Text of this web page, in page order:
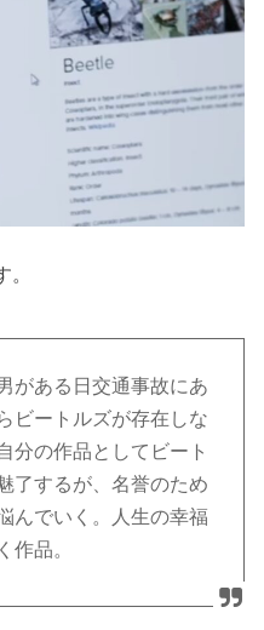
がある日交通事故にあ
ビートルズが存在しな
分の作品としてビート
了するが、名誉のため
んでいく。人生の幸福
作品。